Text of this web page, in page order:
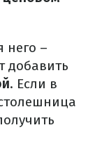
него –
добавить
. Если в